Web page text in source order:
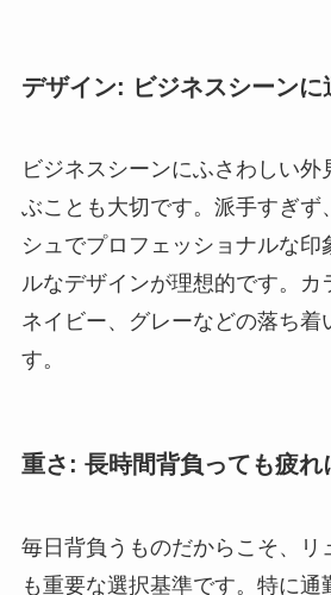
デザイン: ビジネスシーンに
ビジネスシーンにふさわしい外
ぶことも大切です。派手すぎず
シュでプロフェッショナルな印
ルなデザインが理想的です。カ
ネイビー、グレーなどの落ち着
す。
重さ: 長時間背負っても疲れ
毎日背負うものだからこそ、リ
も重要な選択基準です。特に通